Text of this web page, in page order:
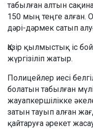
табылған алтын
150 мың теңге алған.
дәрі-дәрмек сатып
Қазір қылмыстық іс
жүргізіліп жатыр.
Полицейлер иесі
болатын табылған
жауапкершілікке
затын тауып алған
қайтаруға әрекет